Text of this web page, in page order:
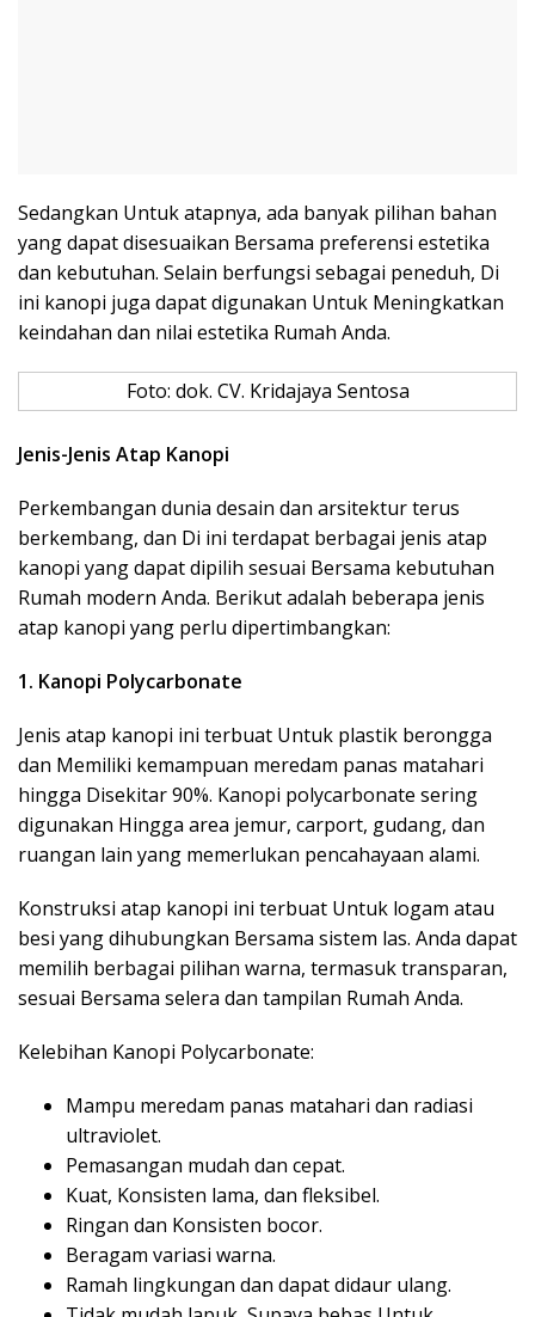
Sedangkan Untuk atapnya, ada banyak pilihan bahan
yang dapat disesuaikan Bersama preferensi estetika
dan kebutuhan. Selain berfungsi sebagai peneduh, Di
ini kanopi juga dapat digunakan Untuk Meningkatkan
keindahan dan nilai estetika Rumah Anda.
Foto: dok. CV. Kridajaya Sentosa
Jenis-Jenis Atap Kanopi
Perkembangan dunia desain dan arsitektur terus
berkembang, dan Di ini terdapat berbagai jenis atap
kanopi yang dapat dipilih sesuai Bersama kebutuhan
Rumah modern Anda. Berikut adalah beberapa jenis
atap kanopi yang perlu dipertimbangkan:
1. Kanopi Polycarbonate
Jenis atap kanopi ini terbuat Untuk plastik berongga
dan Memiliki kemampuan meredam panas matahari
hingga Disekitar 90%. Kanopi polycarbonate sering
digunakan Hingga area jemur, carport, gudang, dan
ruangan lain yang memerlukan pencahayaan alami.
Konstruksi atap kanopi ini terbuat Untuk logam atau
besi yang dihubungkan Bersama sistem las. Anda dapat
memilih berbagai pilihan warna, termasuk transparan,
sesuai Bersama selera dan tampilan Rumah Anda.
Kelebihan Kanopi Polycarbonate:
Mampu meredam panas matahari dan radiasi
ultraviolet.
Pemasangan mudah dan cepat.
Kuat, Konsisten lama, dan fleksibel.
Ringan dan Konsisten bocor.
Beragam variasi warna.
Ramah lingkungan dan dapat didaur ulang.